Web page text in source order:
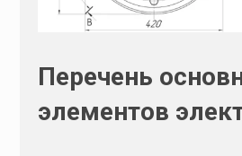
Перечень
элементов